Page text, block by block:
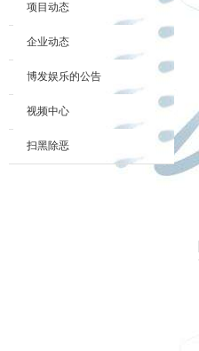
项目动态
企业动态
博发娱乐的公告
视频中心
扫黑除恶